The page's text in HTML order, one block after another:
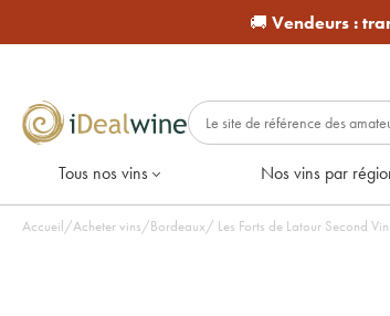
🚚 Vendeurs :
Tous nos vins Nos vins par
Accueil/Acheter vins/Bordeaux/